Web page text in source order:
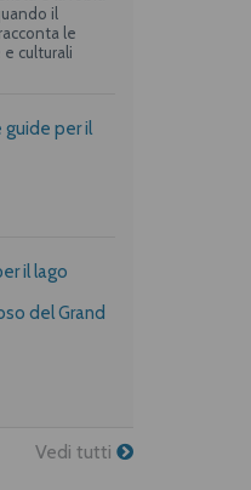
il
le
culturali
guide per il
il lago
del Grand
Vedi tutti